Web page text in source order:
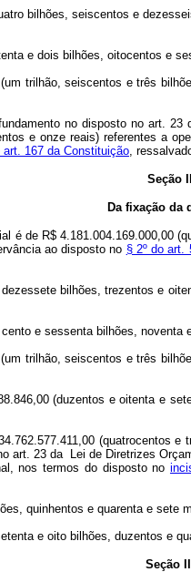
bilhões, seiscentos e
e dois bilhões, oitocentos
trilhão, seiscentos e três
no disposto no art. 23
e onze reais) referentes a
167 da Constituição,
Seção II
Da fixação da
é de R$ 4.181.004.169.000,00
ao disposto no § 2º do art.
bilhões, trezentos e
e sessenta bilhões,
trilhão, seiscentos e três
(duzentos e oitenta e
(quatrocentos
23 da Lei de Diretrizes
nos termos do disposto no
quinhentos e quarenta e
e oito bilhões, duzentos e
Seção III